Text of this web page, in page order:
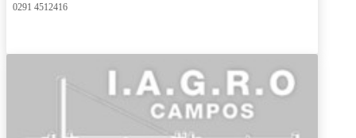
0291 4512416